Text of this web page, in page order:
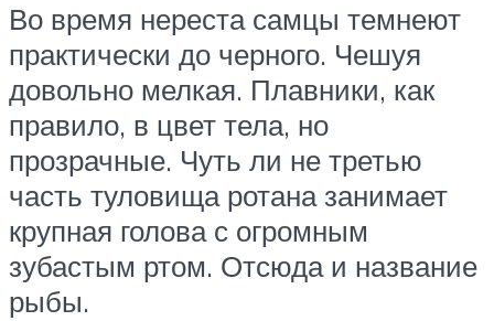
Во время нереста самцы темнеют
практически до черного. Чешуя
довольно мелкая. Плавники, как
правило, в цвет тела, но
прозрачные. Чуть ли не третью
часть туловища ротана занимает
крупная голова с огромным
зубастым ртом. Отсюда и название
рыбы.